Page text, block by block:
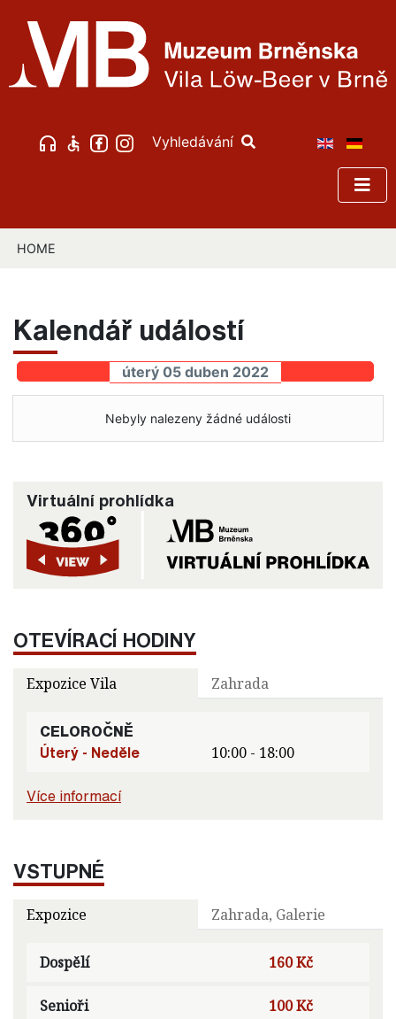
Vyhledávání
HOME
Kalendář událostí
úterý 05 duben 2022
Nebyly nalezeny žádné události
Virtuální prohlídka
OTEVÍRACÍ HODINY
Expozice Vila Zahrada
CELOROČNĚ
Úterý - Neděle
10:00 - 18:00
Více informací
VSTUPNÉ
Expozice Zahrada, Galerie
Dospělí 160 Kč
Senioři 100 Kč